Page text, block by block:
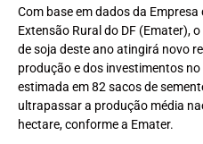
Com base em dados da Empresa
Extensão Rural do DF (Emater),
de soja deste ano atingirá novo
produção e dos investimentos
estimada em 82 sacos de
ultrapassar a produção média
hectare, conforme a Emater.